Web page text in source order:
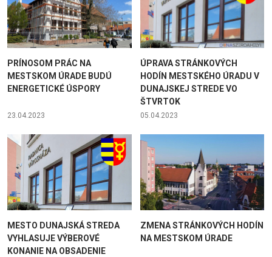
PRÍNOSOM PRÁC NA
MESTSKOM ÚRADE BUDÚ
ENERGETICKÉ ÚSPORY
23.04.2023
ÚPRAVA STRÁNKOVÝCH
HODÍN MESTSKÉHO ÚRADU V
DUNAJSKEJ STREDE VO
ŠTVRTOK
05.04.2023
MESTO DUNAJSKÁ STREDA
VYHLASUJE VÝBEROVÉ
KONANIE NA OBSADENIE
ZMENA STRÁNKOVÝCH HODÍN
NA MESTSKOM ÚRADE